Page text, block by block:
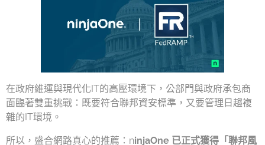
在政府維運與現代化IT的高壓環境下，公部門與政府承包商
面臨著雙重挑戰：既要符合聯邦資安標準，又要管理日趨複
雜的IT環境。
所以，盛合網路真心的推薦：ninjaOne 已正式獲得「聯邦風